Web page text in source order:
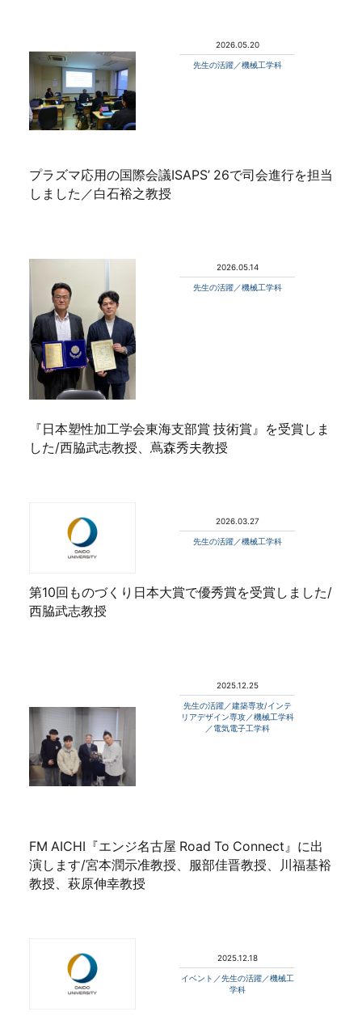
2026.05.20
先生の活躍／機械工学科
プラズマ応用の国際会議ISAPS’ 26で司会進行を担当
しました／白石裕之教授
2026.05.14
先生の活躍／機械工学科
『日本塑性加工学会東海支部賞 技術賞』を受賞しま
した/西脇武志教授、蔦森秀夫教授
2026.03.27
先生の活躍／機械工学科
第10回ものづくり日本大賞で優秀賞を受賞しました/
西脇武志教授
2025.12.25
先生の活躍／建築専攻/インテ
リアデザイン専攻／機械工学科
／電気電子工学科
FM AICHI『エンジ名古屋 Road To Connect』に出
演します/宮本潤示准教授、服部佳晋教授、川福基裕
教授、萩原伸幸教授
2025.12.18
イベント／先生の活躍／機械工
学科